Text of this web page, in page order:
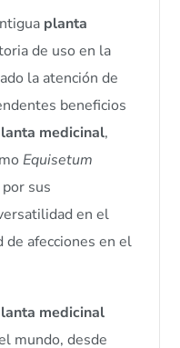
planta
de uso en la
la atención de
beneficios
medicinal,
Equisetum
sus
en el
afecciones en el
medicinal
mundo, desde